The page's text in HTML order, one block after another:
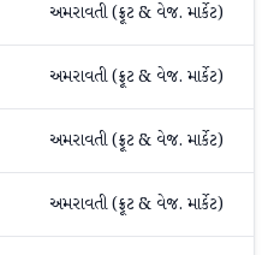
અમરાવતી (ફ્રૂટ & વેજ. માર્કેટ)
અમરાવતી (ફ્રૂટ & વેજ. માર્કેટ)
અમરાવતી (ફ્રૂટ & વેજ. માર્કેટ)
અમરાવતી (ફ્રૂટ & વેજ. માર્કેટ)